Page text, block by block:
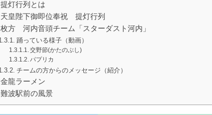
提灯行列とは
天皇陛下御即位奉祝 提灯行列
枚方 河内音頭チーム「スターダスト河内」
踊っている様子（動画）
交野節(かたのぶし)
パプリカ
チームの方からのメッセージ（紹介）
金龍ラーメン
難波駅前の風景